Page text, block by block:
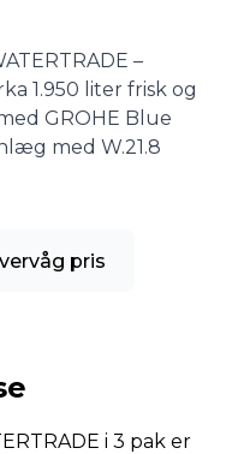
–
1.950 liter frisk og
GROHE Blue
med W.21.8
pris
i 3 pak er